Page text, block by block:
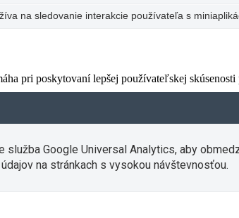
na sledovanie interakcie používateľa s
pri poskytovaní lepšej používateľskej skúsenosti
služba Google Universal Analytics, aby
na stránkach s vysokou návštevnosťou.